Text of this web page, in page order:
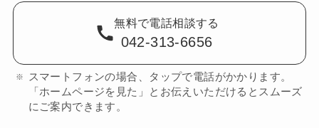
無料で電話相談する
042-313-6656
スマートフォンの場合、タップで電話がかかります。
「ホームページを見た」とお伝えいただけるとスムーズ
にご案内できます。